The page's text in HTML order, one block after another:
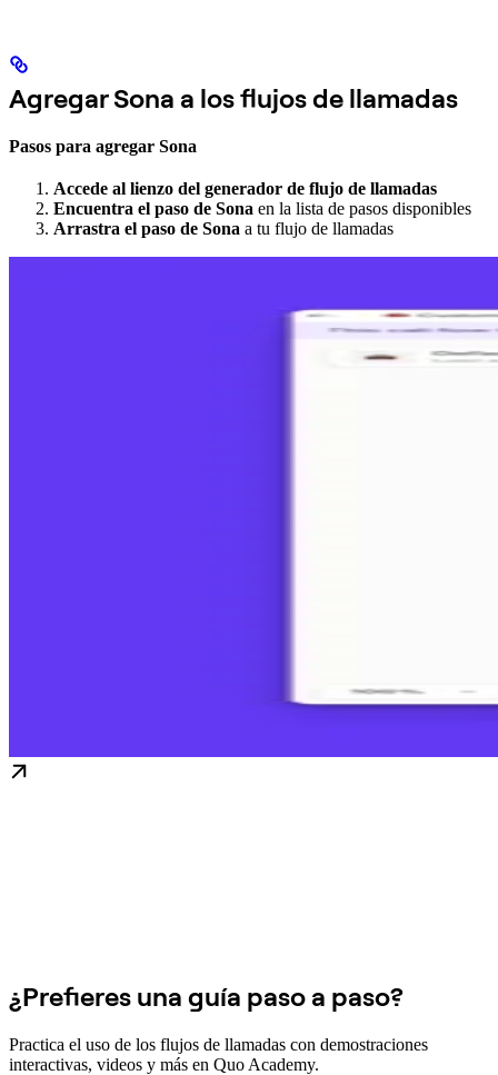
Agregar Sona a los flujos de llamadas
Pasos para agregar Sona
Accede al lienzo del generador de flujo de llamadas
Encuentra el paso de Sona en la lista de pasos disponibles
Arrastra el paso de Sona a tu flujo de llamadas
¿Prefieres una guía paso a paso?
Practica el uso de los flujos de llamadas con demostraciones
interactivas, videos y más en Quo Academy.